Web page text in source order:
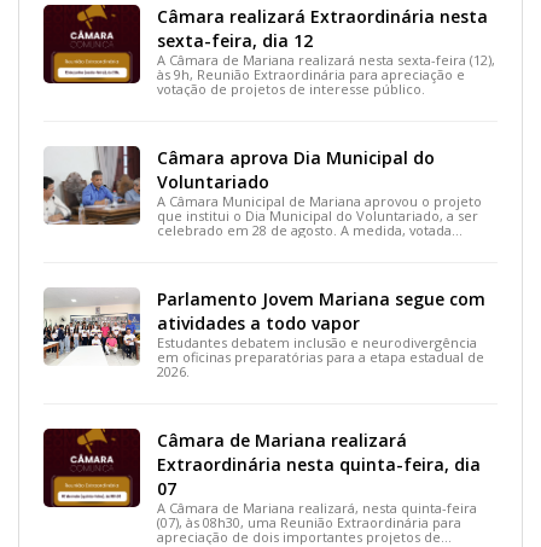
Câmara realizará Extraordinária nesta
sexta-feira, dia 12
A Câmara de Mariana realizará nesta sexta-feira (12),
às 9h, Reunião Extraordinária para apreciação e
votação de projetos de interesse público.
Câmara aprova Dia Municipal do
Voluntariado
A Câmara Municipal de Mariana aprovou o projeto
que institui o Dia Municipal do Voluntariado, a ser
celebrado em 28 de agosto. A medida, votada
Parlamento Jovem Mariana segue com
atividades a todo vapor
Estudantes debatem inclusão e neurodivergência
em oficinas preparatórias para a etapa estadual de
2026.
Câmara de Mariana realizará
Extraordinária nesta quinta-feira, dia
07
A Câmara de Mariana realizará, nesta quinta-feira
(07), às 08h30, uma Reunião Extraordinária para
apreciação de dois importantes projetos de